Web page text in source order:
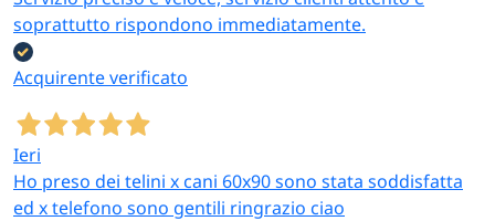
soprattutto rispondono immediatamente.
Acquirente verificato
Ieri
Ho preso dei telini x cani 60x90 sono stata soddisfatta
ed x telefono sono gentili ringrazio ciao